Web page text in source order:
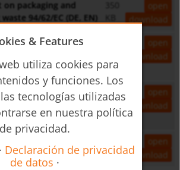
on packaging and
94/62/EC (DE, EN)
KB
open
download
zur Herkunft von
833/2014 (DE)
open
download
on the origin of iron
to Regulation
(EN)
735
KB
open
download
KB
open
download
& Features
utiliza cookies para
y funciones. Los
tecnologías utilizadas
en nuestra política
de privacidad.
· Declaración de privacidad
de datos ·